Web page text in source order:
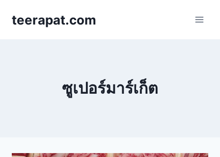
teerapat.com
ซูเปอร์มาร์เก็ต